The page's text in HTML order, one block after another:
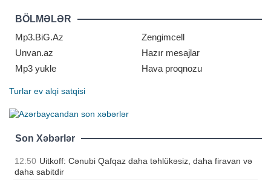
xəbər verir ki, bu barədə Ukrayna
Prezidenti Volodimir Zelenski
serbiyalı həmkar
BÖLMƏLƏR
Mp3.BiG.Az
Zengimcell
Unvan.az
Hazır mesajlar
Mp3 yukle
Hava proqnozu
Turlar ev alqi satqisi
Son Xəbərlər
12:50 Uitkoff: Cənubi Qafqaz daha təhlükəsiz, daha firavan və
daha sabitdir